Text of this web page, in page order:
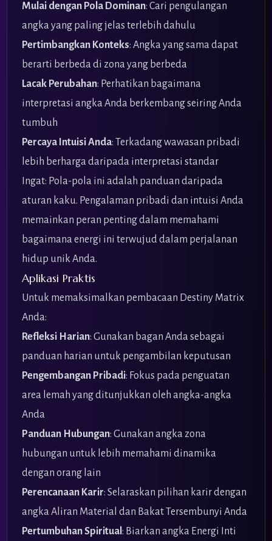
Mulai dengan Pola Dominan: Cari pengulangan
angka yang paling jelas terlebih dahulu
Pertimbangkan Konteks: Angka yang sama dapat
berarti berbeda di zona yang berbeda
Lacak Perubahan: Perhatikan bagaimana
interpretasi angka Anda berkembang seiring Anda
tumbuh
Percaya Intuisi Anda: Terkadang wawasan pribadi
lebih berharga daripada interpretasi standar
Ingat: Pola-pola ini adalah panduan daripada
aturan kaku. Pengalaman pribadi dan intuisi Anda
memainkan peran penting dalam memahami
bagaimana energi ini terwujud dalam perjalanan
hidup unik Anda.
Aplikasi Praktis
Untuk memaksimalkan pembacaan Destiny Matrix
Anda:
Refleksi Harian: Gunakan bagan Anda sebagai
panduan harian untuk pengambilan keputusan
Pengembangan Pribadi: Fokus pada penguatan
area lemah yang ditunjukkan oleh angka-angka
Anda
Panduan Hubungan: Gunakan angka zona
hubungan untuk lebih memahami dinamika
dengan orang lain
Perencanaan Karir: Selaraskan pilihan karir dengan
angka Aliran Material dan Bakat Tersembunyi Anda
Pertumbuhan Spiritual: Biarkan angka Energi Inti